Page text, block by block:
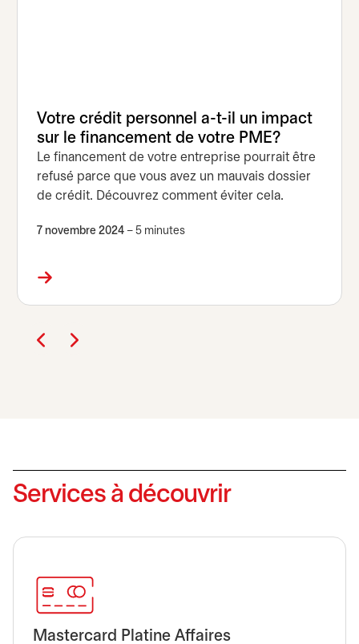
Votre crédit personnel a-t-il un impact
sur le financement de votre PME?
Le financement de votre entreprise pourrait être
refusé parce que vous avez un mauvais dossier
de crédit. Découvrez comment éviter cela.
7 novembre 2024 – 5 minutes
Services à découvrir
Mastercard Platine Affaires